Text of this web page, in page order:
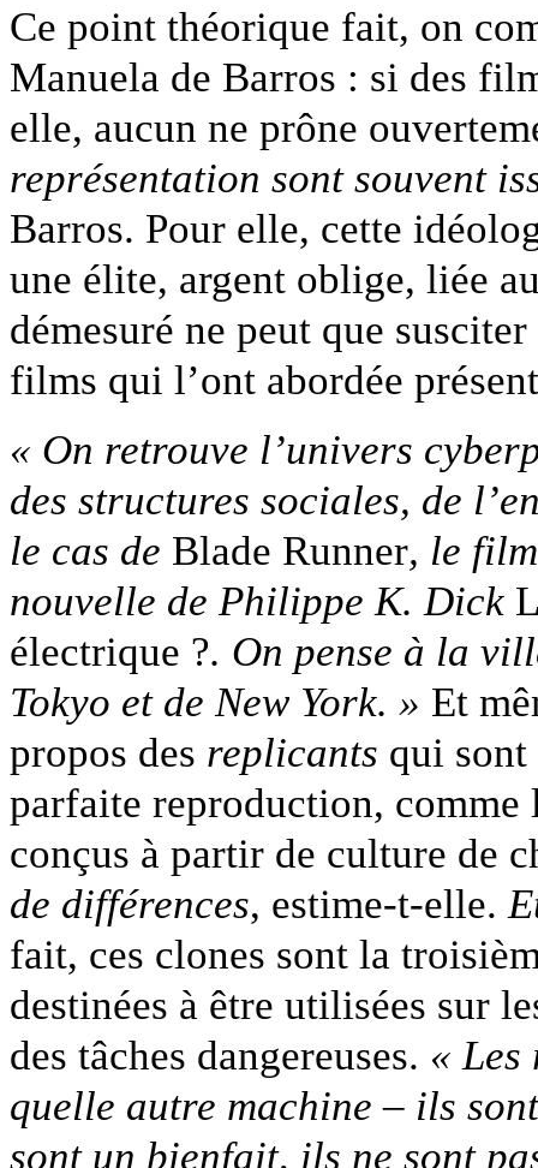
Ce point théorique fait, on
Manuela de Barros : si des
elle, aucun ne prône
représentation sont souvent
Barros. Pour elle, cette
une élite, argent oblige, liée
démesuré ne peut que
films qui l’ont abordée
« On retrouve l’univers
des structures sociales, de
le cas de Blade Runner, le
nouvelle de Philippe K. Dick
électrique ?. On pense à la
Tokyo et de New York. » Et
propos des replicants qui
parfaite reproduction, comme
conçus à partir de culture de
de différences, estime-t-elle.
fait, ces clones sont la
destinées à être utilisées sur
des tâches dangereuses. « Les
quelle autre machine – ils
sont un bienfait, ils ne sont